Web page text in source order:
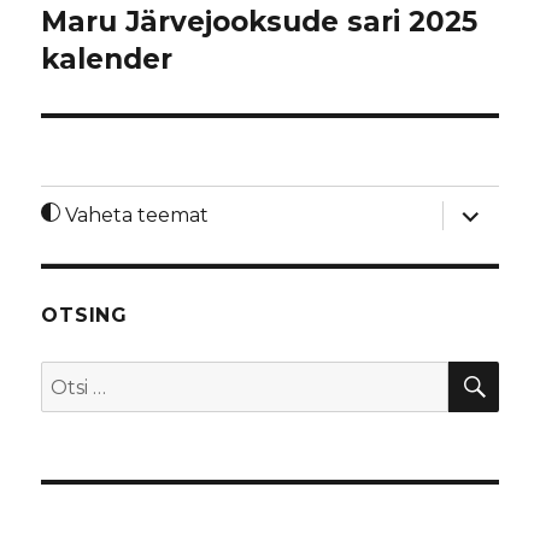
Maru Järvejooksude sari 2025
kalender
Vaheta teemat
laienda
OTSING
Otsi: